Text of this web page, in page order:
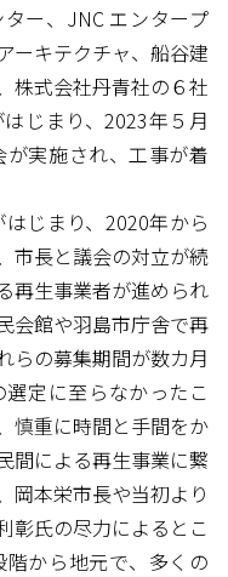
ー、JNC エンタープ
ーキテクチャ、船谷建
株式会社丹青社の６社
じまり、2023年５月
実施され、工事が着
じまり、2020年から
市長と議会の対立が続
再生事業者が進められ
会館や羽島市庁舎で再
らの募集期間が数カ月
定に至らなかったこ
慎重に時間と手間をか
間による再生事業に繋
岡本栄市長や当初より
彰氏の尽力によるとこ
から地元で、多くの